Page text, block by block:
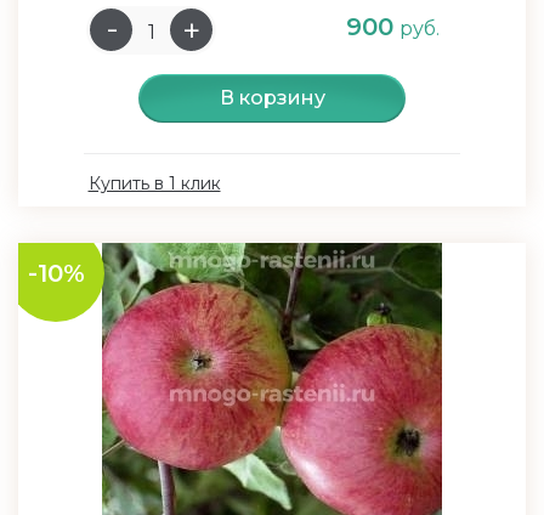
900 руб.
В корзину
Купить в 1 клик
-10%